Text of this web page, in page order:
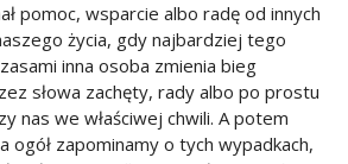
pomoc, wsparcie albo radę od innych
życia, gdy najbardziej tego
inna osoba zmienia bieg
słowa zachęty, rady albo po prostu
nas we właściwej chwili. A potem
ogół zapominamy o tych wypadkach,